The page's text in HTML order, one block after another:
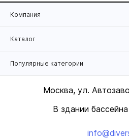
Компания
Каталог
Популярные категории
Москва, ул.
В здании